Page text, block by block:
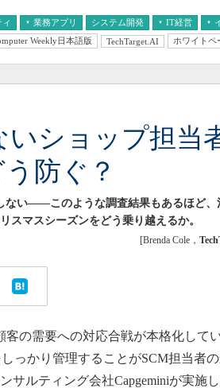
業務アプリ システム開発 IT経営
経営とIT 医療IT
Weekly日本語版 TechTarget.AI ホワイトペ
ショップ担当
防ぐ？
ない――このような調査結果もあるほど、
スマスシーズンをどう乗り越えるか。
[Brenda Cole，
の需要への対応合戦が本格化してい
しっかり管理することがSCM担当者
サルティング会社Capgeminiが実施